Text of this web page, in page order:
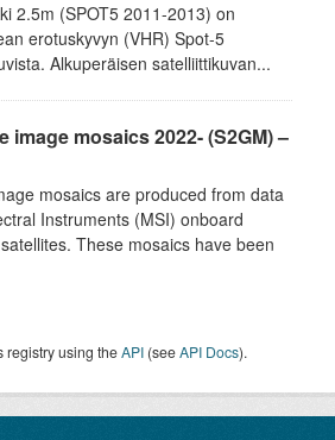
2.5m (SPOT5 2011-2013) on
erotuskyvyn (VHR) Spot-5
Alkuperäisen satelliittikuvan...
image mosaics 2022- (S2GM) –
mosaics are produced from data
Instruments (MSI) onboard
These mosaics have been
registry using theAPI (seeAPI Docs).